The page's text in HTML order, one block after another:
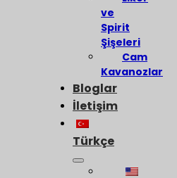
ve
Spirit
Şişeleri
Cam
Kavanozlar
Bloglar
İletişim
Türkçe